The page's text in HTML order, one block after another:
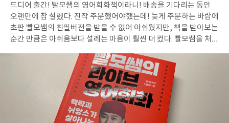
만 쓴소리를 조금 보탠다. 책을 읽고나서 아쉬웠던 점은 디자인. 어
쩌면 사소 하다고 느낄 수 있는 어설픈 편집 디자인 부분이 정작 중
요한 본문의 신뢰도를 해칠 위험이 있어 보인다. 선명하지 않은 해상
도의 이미지, 띄어쓰기, 통일 되지 않은 행간 간격 등 사실 매우 사소
해서 그냥 지나칠 수도 있지만 전문적인 내용을 다루는 정보 서적이
나 개발서 같은 경우 독자 입장에서는 전문성이 떨어지는 책이라 오
해할 수도 있기때문에 이런 디테일에 경각심을 가져야 한다. 책 한
권이 세상에 나오기까지 얼마나 많은 시간과 공을 들이는지 매우 잘
알고 있기에 이런 사소한 디테일이 내용의 전문성과 저자과 관계자
의 노고를 해치는 일이 없었으면 하는 아쉬움에 잔소리를 늘어놓았
일
드디어 출간! 빨모쌤의 영어회화책이라니! 배송을 기다리는 동안
오랜만에 참 설렜다. 진작 주문했어야했는데! 늦게 주문하는 바람에
초판 빨모쌤의 친필버전을 받을 수 없어 아쉬웠지만, 책을 받아보는
순간 만큼은 아쉬움보다 설레는 마음이 훨씬 더 컸다. 빨모쌤을 처음
고리즘이 이어준 라이브아카데미 채널이었다. (알고리즘 열일하는
거 인정!) 영미권의 문화를 접해보지 않는 토종 한국인으로서 원어
민의 뉘앙스와 표현적인 부분에서 무언가 한계가 느껴지기 시작했
고, 원어민인 네이티브들의 표현과 생각을 흡수하고 싶은 열망이 가
득했던 나는 몇 개의 영상을 본 뒤 빨모쌤의 유니버스에 빨려 들어가
버리고 말았다. 영상의 가감한 표현과 연출 그리고 실전에서 써먹을